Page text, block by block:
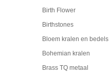
Birth Flower
Birthstones
Bloem kralen en bedels
Bohemian kralen
Brass TQ metaal